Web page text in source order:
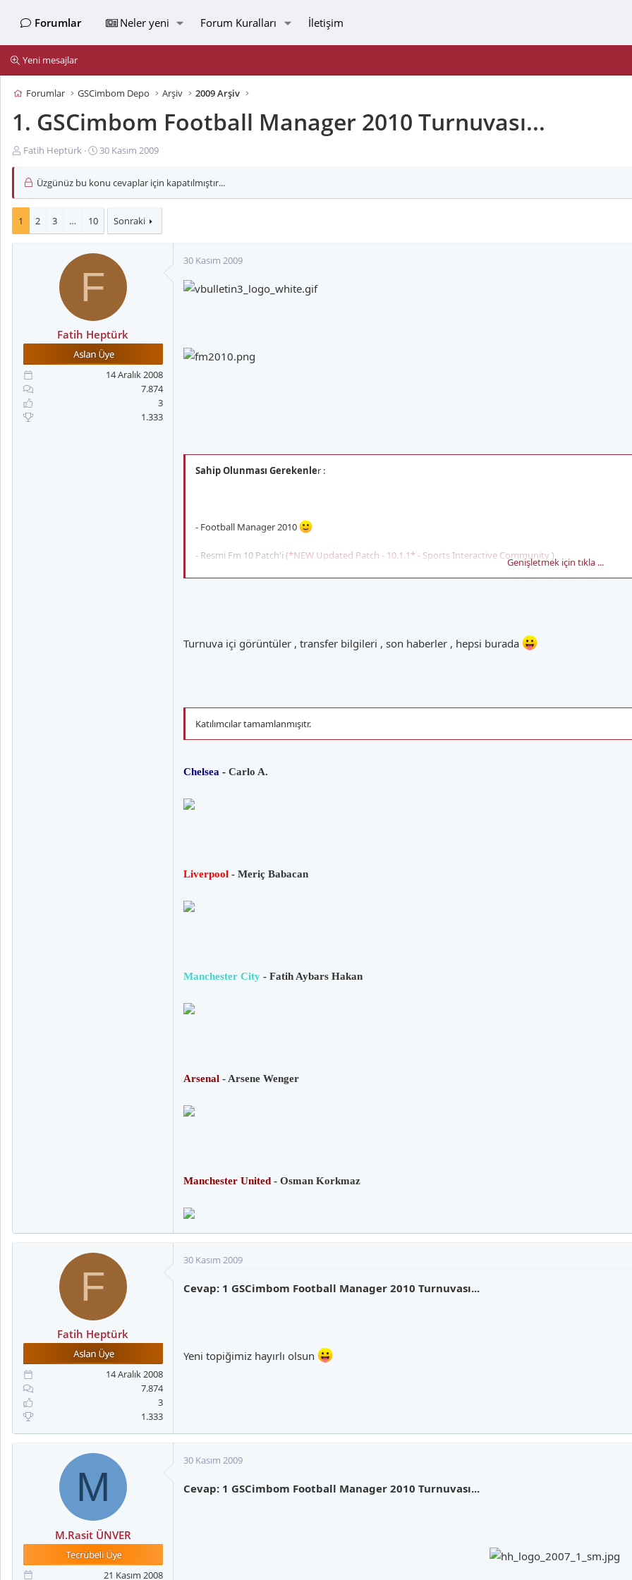
Forumlar Neler yeni Forum Kuralları İletişim
Yeni mesajlar
Forumlar GSCimbom Depo Arşiv 2009 Arşiv
1. GSCimbom Football Manager 2010 Turnuvası...
K
n
y
B
Fatih Heptürk
B
g
t
a
i
h
i
30 Kasım 2009
Üzgünüz bu konu cevaplar için kapatılmıştır...
1 2 3 … 10 Sonraki
F
Fatih Heptürk
14 Aralık 2008
7.874
3
1.333
30 Kasım 2009
Sahip Olunması Gerekenler :
- Football Manager 2010
- Resmi Fm 10 Patch'i (*NEW Updated Patch - 10.1.1* - Sports Interactive Community )
Genişletmek için tıkla ...
Turnuva içi görüntüler , transfer bilgileri , son haberler , hepsi burada
Katılımcılar tamamlanmışıtr.
Chelsea - Carlo A.
Liverpool - Meriç Babacan
Manchester City - Fatih Aybars Hakan
Arsenal - Arsene Wenger
Manchester United - Osman Korkmaz
F
Fatih Heptürk
14 Aralık 2008
7.874
3
1.333
30 Kasım 2009
Cevap: 1 GSCimbom Football Manager 2010 Turnuvası...
Yeni topiğimiz hayırlı olsun
M
M.Rasit ÜNVER
21 Kasım 2008
30 Kasım 2009
Cevap: 1 GSCimbom Football Manager 2010 Turnuvası...